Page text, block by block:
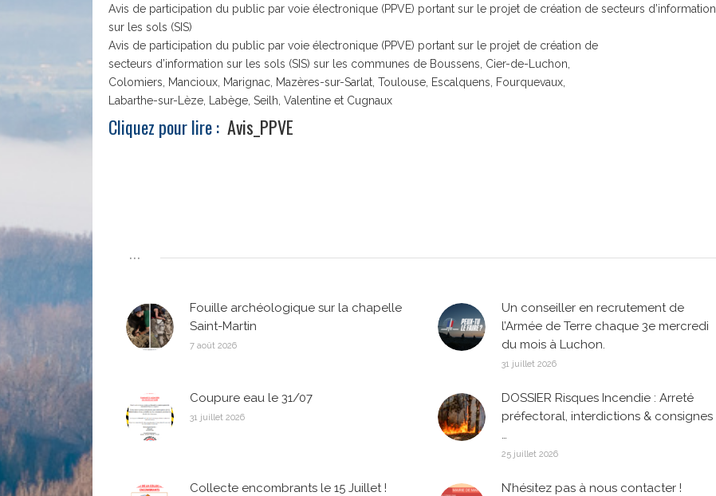
Avis de participation du public par voie électronique (PPVE) portant sur le projet de création de secteurs d’information
sur les sols (SIS)
Avis de participation du public par voie électronique (PPVE) portant sur le projet de création de
secteurs d’information sur les sols (SIS) sur les communes de Boussens, Cier-de-Luchon,
Colomiers, Mancioux, Marignac, Mazères-sur-Sarlat, Toulouse, Escalquens, Fourquevaux,
Labarthe-sur-Lèze, Labège, Seilh, Valentine et Cugnaux
Cliquez pour lire : Avis_PPVE
...
Fouille archéologique sur la chapelle
Saint-Martin
7 août 2026
Un conseiller en recrutement de
l’Armée de Terre chaque 3e mercredi
du mois à Luchon.
31 juillet 2026
Coupure eau le 31/07
31 juillet 2026
DOSSIER Risques Incendie : Arreté
préfectoral, interdictions & consignes
…
25 juillet 2026
Collecte encombrants le 15 Juillet ! N’hésitez pas à nous contacter !